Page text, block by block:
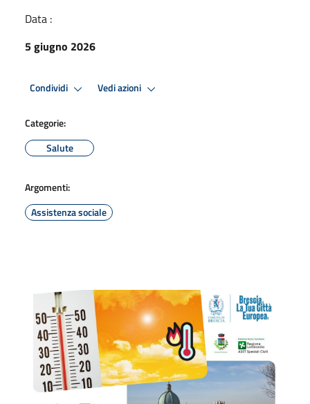
Data :
5 giugno 2026
Condividi Vedi azioni
Categorie:
Salute
Argomenti:
Assistenza sociale